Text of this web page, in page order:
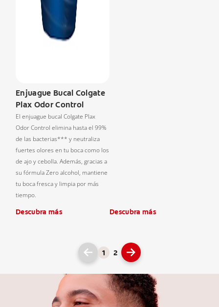
Enjuague Bucal Colgate
Plax Odor Control
El enjuague bucal Colgate Plax
Odor Control elimina hasta el 99%
de las bacterias*** y neutraliza
fuertes olores en tu boca como los
de ajo y cebolla. Además, gracias a
su fórmula Zero alcohol, mantiene
tu boca fresca y limpia por más
tiempo.
Descubra más Descubra más
1 2